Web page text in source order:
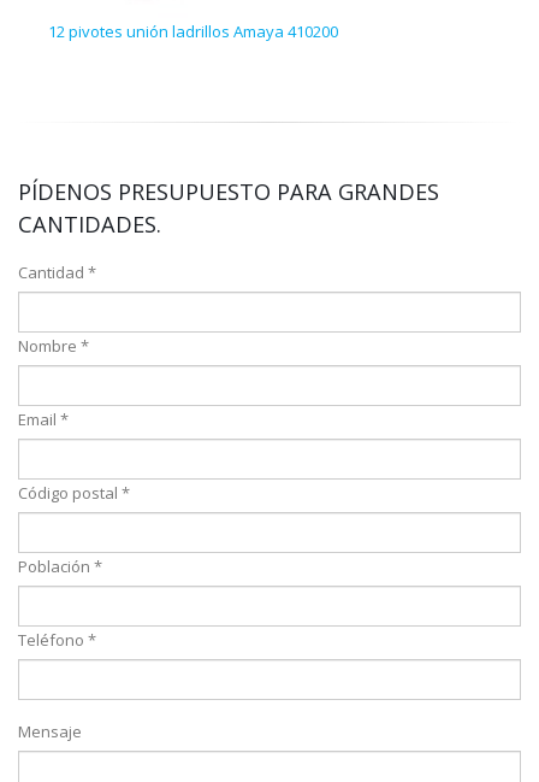
12 pivotes unión ladrillos Amaya 410200
PÍDENOS PRESUPUESTO PARA GRANDES
CANTIDADES.
Cantidad *
Nombre *
Email *
Código postal *
Población *
Teléfono *
Mensaje